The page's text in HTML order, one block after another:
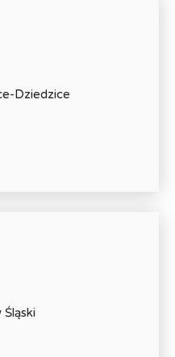
Dziedzice